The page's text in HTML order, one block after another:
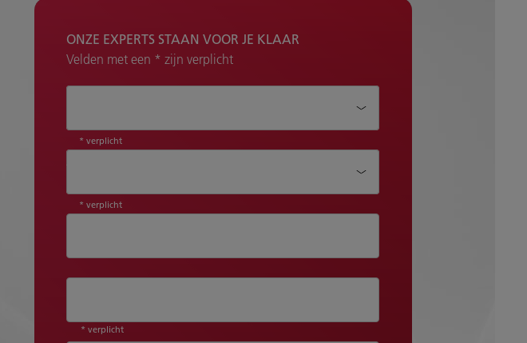
ONZE EXPERTS STAAN VOOR JE KLAAR
Velden met een * zijn verplicht
* verplicht
* verplicht
* verplicht